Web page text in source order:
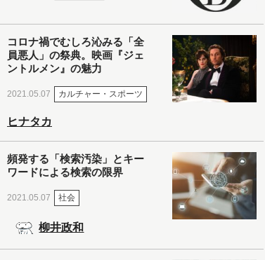
コロナ禍でむしろ沁みる「全
員悪人」の祭典。映画『ジェ
ントルメン』の魅力
2021.05.07 カルチャー・スポーツ
ヒナタカ
頻発する「検索汚染」とキー
ワードによる検索の限界
2021.05.07 社会
柳井政和